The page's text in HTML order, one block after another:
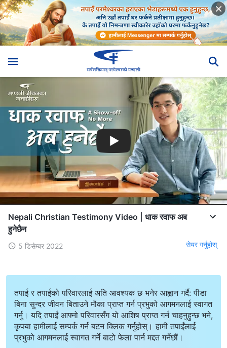
Nepali Christian Testimony Video | धाक रवाफ अब
हुनेछैन
5 डिसेम्बर 2022 सेयर गर्नुहोस्
तपाई र तपाईको परिवारलाई अति आवश्यक छ भनेर आह्वान गर्दै: पीडा
बिना सुन्दर जीवन बिताउने मौका प्राप्त गर्न प्रभुको आगमनलाई स्वागत
गर्नु। यदि तपाईं आफ्नो परिवारसँग यो आशिष प्राप्त गर्न चाहनुहुन्छ भने,
कृपया हामीलाई सम्पर्क गर्न बटन क्लिक गर्नुहोस्। हामी तपाईंलाई
प्रभुको आगमनलाई स्वागत गर्ने बाटो फेला पार्न मद्दत गर्नेछौं।